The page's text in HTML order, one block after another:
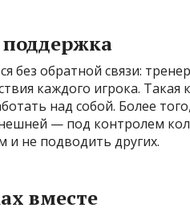
поддержка
без обратной связи:
каждого игрока. Такая
над собой. Более
— под контролем
не подводить других.
вместе